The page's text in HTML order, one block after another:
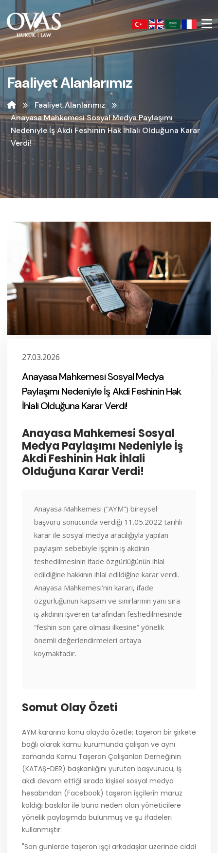
Hızlı Menü
» Kurumsal
» _DUYURULAR_
Mah. Kule Cd. Kule
Plaza İş Merkezi Kat:6
No:2/3
Selçuklu/KONYA
bilgi@ovashukuk.com
+90 332 501 10 60
Faaliyet Alanlarımız
Faaliyet Alanlarımız
Anayasa Mahkemesi Sosyal Medya Paylaşımı
Nedeniyle İş Akdi Feshinin Hak İhlali Olduğuna Karar
Verdi!
27.03.2026
Anayasa Mahkemesi Sosyal Medya
Paylaşımı Nedeniyle İş Akdi Feshinin Hak
İhlali Olduğuna Karar Verdi!
Anayasa Mahkemesi Sosyal
Medya Paylaşımı Nedeniyle İş
Akdi Feshinin Hak İhlali
Olduğuna Karar Verdi!
Anayasa Mahkemesi (“AYM”) bireysel
başvuru sonucunda verdiği 11.05.2022 tarihli
karar ile sosyal medya aracılığıyla yapılan
paylaşım sebebiyle işçinin iş akdinin
feshedilmesinin ifade özgürlüğünün ihlal
edildiğine hakkının ihlal edildiğine karar verdi.
Anayasa Mahkemesi’nin kararı, ifade
özgürlüğünün kapsam ve sınırlarının yanı sıra
iş akdinin işveren tarafından feshedilmesinde
“feshin son çare olması ilkesine” yönelik
önemli değerlendirmeleri ortaya
koymaktadır.
Somut Olay Özeti
AYM kararına konu olayda özetle; taşeron bir şirkete
bağlı olarak kamu kurumunda çalışan ve aynı
zamanda Kamu Taşeron Çalışanları Derneğinin
(KATAŞ-DER) başkanlığını yürüten başvurucu, iş
akdi devam ettiği sırada kişisel sosyal medya
hesabından (Facebook) taşeron işçilerin maruz
kaldığı baskılar ile buna neden olan yöneticilere
yönelik paylaşımda bulunmuş ve şu ifadeleri
kullanmıştır:
"Son günlerde taşeron işçi arkadaşlar üzerinde ciddi